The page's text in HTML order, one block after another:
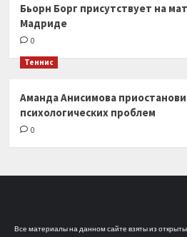
Бьорн Борг присутствует на
Мадриде
0
Теннис
Аманда Анисимова
психологических проблем
0
Все материалы на данном сайте взяты из